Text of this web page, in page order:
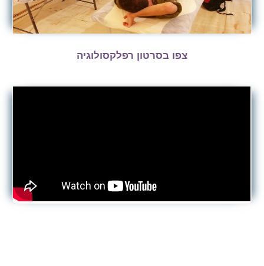
צפו בסרטון רפלקסולוגיה